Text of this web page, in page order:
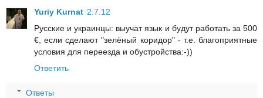
Yuriy Kurnat 2.7.12
Русские и украинцы: выучат язык и будут работать за 500
€, если сделают "зелёный коридор" - т.е. благоприятные
условия для переезда и обустройства:-))
Ответить
Ответы